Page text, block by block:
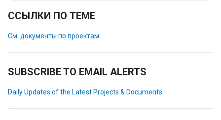
ССЫЛКИ ПО ТЕМЕ
См. документы по проектам
SUBSCRIBE TO EMAIL ALERTS
Daily Updates of the Latest Projects & Documents